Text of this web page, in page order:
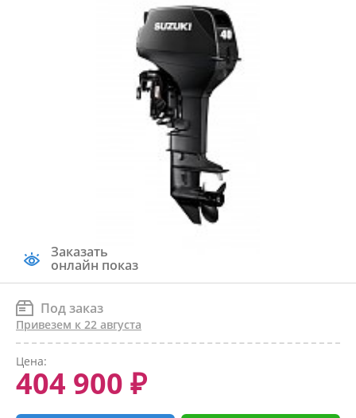
Заказать
онлайн показ
Под заказ
Привезем к 22 августа
Цена:
404 900 ₽